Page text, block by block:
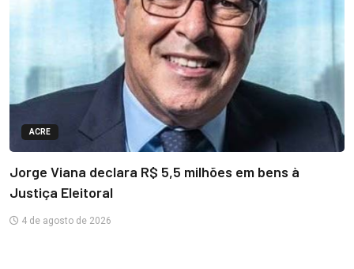
ACRE
Jorge Viana declara R$ 5,5 milhões em bens à
Justiça Eleitoral
4 de agosto de 2026